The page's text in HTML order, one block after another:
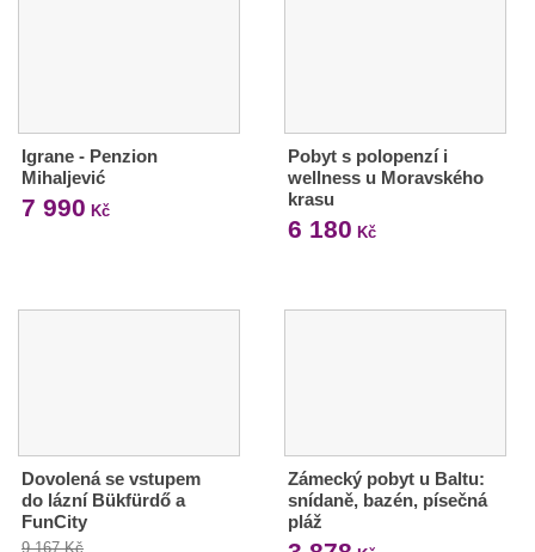
Igrane - Penzion
Mihaljević
7 990 Kč
Pobyt s polopenzí i
wellness u Moravského
krasu
6 180 Kč
Dovolená se vstupem
do lázní Bükfürdő a
FunCity
9 167 Kč
Zámecký pobyt u Baltu:
snídaně, bazén, písečná
pláž